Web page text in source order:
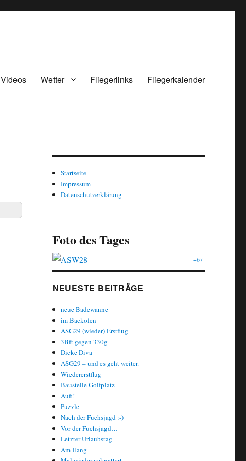
Videos Wetter Fliegerlinks Fliegerkalender
Startseite
Impressum
Datenschutzerklärung
Foto des Tages
+67
NEUESTE BEITRÄGE
neue Badewanne
im Backofen
ASG29 (wieder) Erstflug
3Bft gegen 330g
Dicke Diva
ASG29 – und es geht weiter.
Wiedererstflug
Baustelle Golfplatz
Aufi!
Puzzle
Nach der Fuchsjagd :-)
Vor der Fuchsjagd…
Letzter Urlaubstag
Am Hang